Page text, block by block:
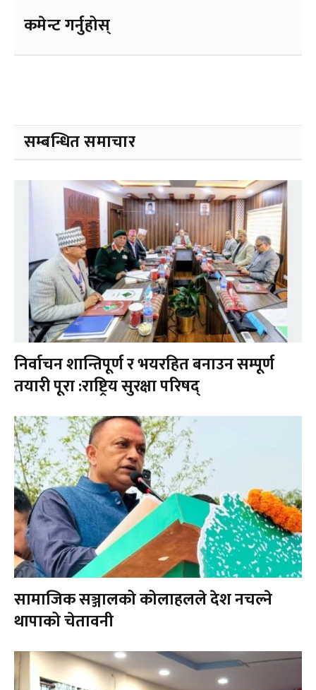
कमेन्ट गर्नुहोस्
सम्बन्धित समाचार
निर्वाचन शान्तिपूर्ण र भयरहित बनाउन सम्पूर्ण
तयारी पूरा :राष्ट्रिय सुरक्षा परिषद्
सामाजिक सञ्जालको कोलाहलले देश नचल्ने
थापाको चेतावनी